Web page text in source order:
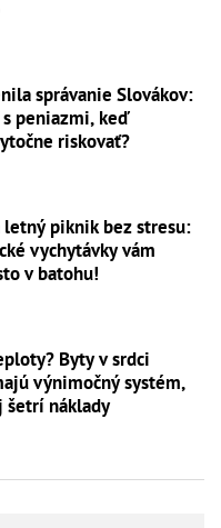
správanie Slovákov:
peniazmi, keď
riskovať?
letný piknik bez stresu:
vychytávky vám
v batohu!
Byty v srdci
výnimočný systém,
šetrí náklady